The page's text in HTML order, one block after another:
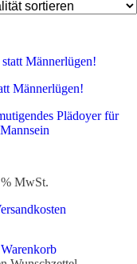
Männerlügen!
Plädoyer für
MwSt.